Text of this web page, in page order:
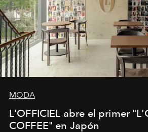
MODA
L'OFFICIEL abre el primer
COFFEE" en Japón